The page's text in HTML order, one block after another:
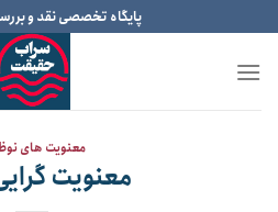
to
content
پایگاه تخصصی نقد و
معنویت های
معنویت